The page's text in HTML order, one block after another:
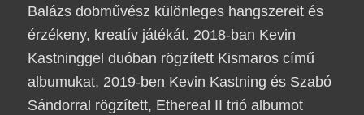
Balázs dobművész különleges hangszereit és
érzékeny, kreatív játékát. 2018-ban Kevin
Kastninggel duóban rögzített Kismaroscímű
albumukat, 2019-ben Kevin Kastning és Szabó
Sándorral rögzített, Ethereal II trió albumot